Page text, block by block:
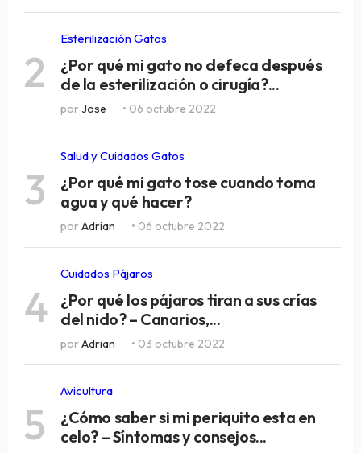
2
Esterilización Gatos
¿Por qué mi gato no defeca después
de la esterilización o cirugía?...
por Jose • 06 octubre 2022
3
Salud y Cuidados Gatos
¿Por qué mi gato tose cuando toma
agua y qué hacer?
por Adrian • 06 octubre 2022
4
Cuidados Pájaros
¿Por qué los pájaros tiran a sus crías
del nido? – Canarios,...
por Adrian • 03 octubre 2022
5
Avicultura
¿Cómo saber si mi periquito esta en
celo? – Síntomas y consejos...